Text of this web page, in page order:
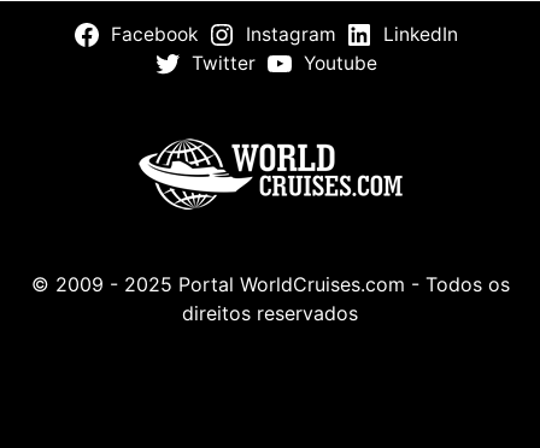
Facebook Instagram
LinkedIn
Twitter
Youtube
© 2009 - 2025 Portal WorldCruises.com - Todos os
direitos reservados